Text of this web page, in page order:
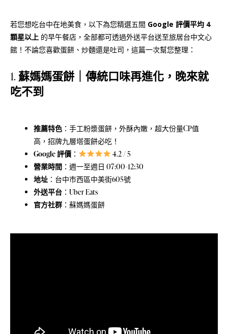
若您想吃台中在地美食，以下為您精選五間 Google 評價平均 4
顆星以上 的早午餐店，全部都可透過外送平台送至旅居台中文心
館！不論您喜歡蛋餅、炒麵還是吐司，這篇一次幫您整理：
1.蘇媽媽蛋餅｜ 傳統口味再進化，晚來就
吃不到
推薦特色 ：手工粉漿蛋餅，外酥內嫩，超大份量CP值
高，招牌九層塔蛋餅必吃！
Google 評價 ：
4.2 / 5
營業時間 ：週一至週日 07:00–12:30
地址 ： 台中市西區中美街605號
外送平台 ： Uber Eats
官方社群 ： 蘇媽媽蛋餅